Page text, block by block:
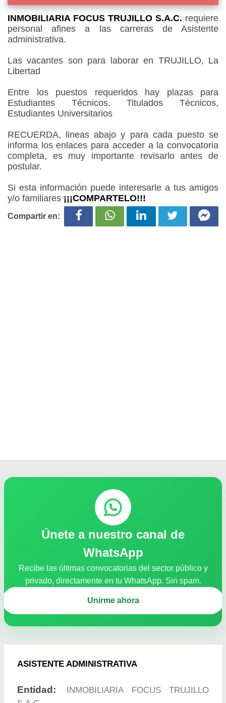
INMOBILIARIA FOCUS TRUJILLO S.A.C. requiere
personal afines a las carreras de Asistente
administrativa.
Las vacantes son para laborar en TRUJILLO, La
Libertad
Entre los puestos requeridos hay plazas para
Estudiantes Técnicos, Titulados Técnicos,
Estudiantes Universitarios
RECUERDA, lineas abajo y para cada puesto se
informa los enlaces para acceder a la convocatoria
completa, es muy importante revisarlo antes de
postular.
Si esta información puede interesarle a tus amigos
y/o familiares ¡¡¡COMPARTELO!!!
Compartir en:
Únete a nuestro canal de
WhatsApp
Recibe las últimas convocatorias del sector público y
privado, directamente en tu WhatsApp. Sin spam.
Unirme ahora
ASISTENTE ADMINISTRATIVA
Entidad:
INMOBILIARIA FOCUS TRUJILLO